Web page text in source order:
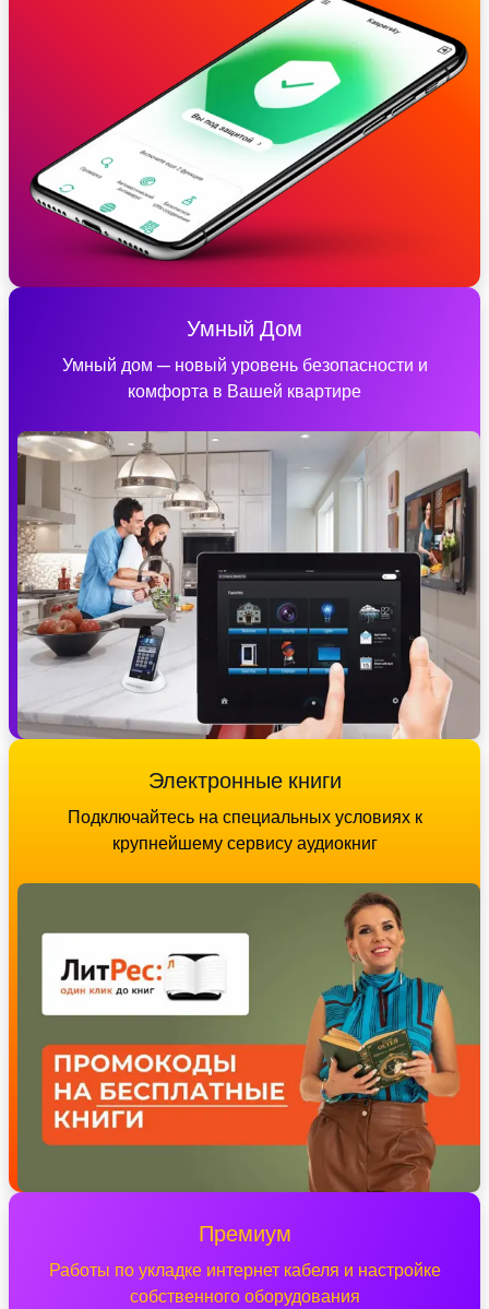
Умный Дом
Умный дом — новый уровень безопасности и
комфорта в Вашей квартире
Электронные книги
Подключайтесь на специальных условиях к
крупнейшему сервису аудиокниг
Премиум
Работы по укладке интернет кабеля и настройке
собственного оборудования